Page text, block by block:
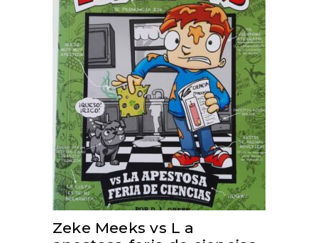
ADD TO CART
Zeke Meeks vs L a